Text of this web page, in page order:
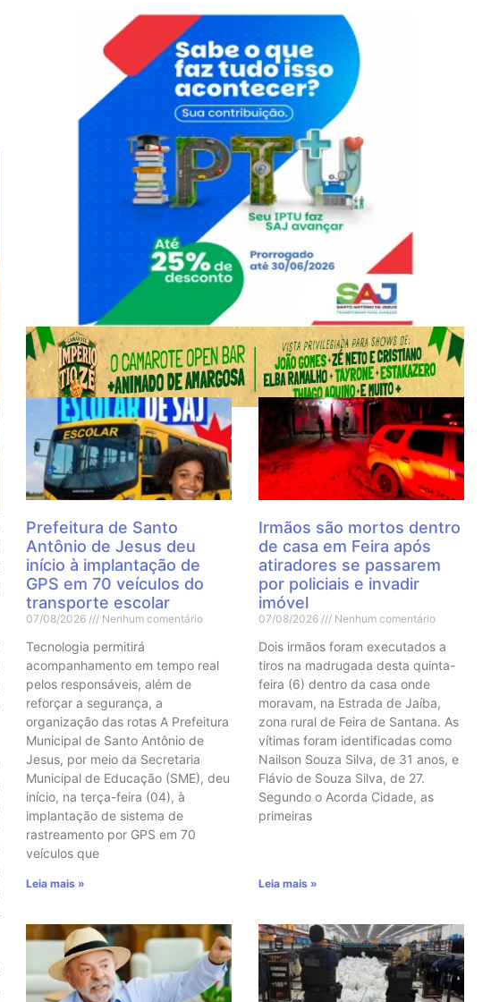
Mais Notícias
Prefeitura de Santo
Antônio de Jesus deu
início à implantação de
GPS em 70 veículos do
transporte escolar
07/08/2026 Nenhum comentário
Tecnologia permitirá
acompanhamento em tempo real
pelos responsáveis, além de
reforçar a segurança, a
organização das rotas A Prefeitura
Municipal de Santo Antônio de
Jesus, por meio da Secretaria
Municipal de Educação (SME), deu
início, na terça-feira (04), à
implantação de sistema de
rastreamento por GPS em 70
veículos que
Leia mais »
Irmãos são mortos dentro
de casa em Feira após
atiradores se passarem
por policiais e invadir
imóvel
07/08/2026 Nenhum comentário
Dois irmãos foram executados a
tiros na madrugada desta quinta-
feira (6) dentro da casa onde
moravam, na Estrada de Jaíba,
zona rural de Feira de Santana. As
vítimas foram identificadas como
Nailson Souza Silva, de 31 anos, e
Flávio de Souza Silva, de 27.
Segundo o Acorda Cidade, as
primeiras
Leia mais »